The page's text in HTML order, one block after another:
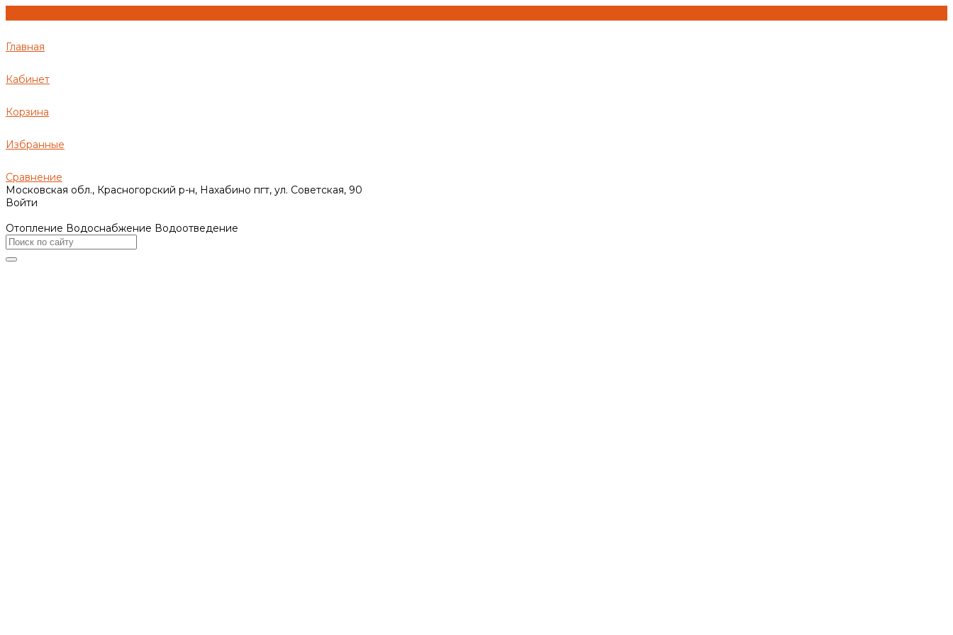
Главная
Кабинет
Корзина
Избранные
Сравнение
Московская обл., Красногорский р-н, Нахабино пгт, ул. Советская, 90
Войти
Отопление Водоснабжение Водоотведение